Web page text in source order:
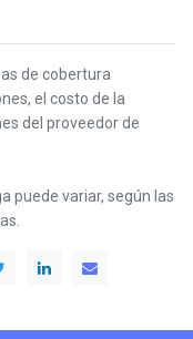
de cobertura
el costo de la
del proveedor de
puede variar, según las